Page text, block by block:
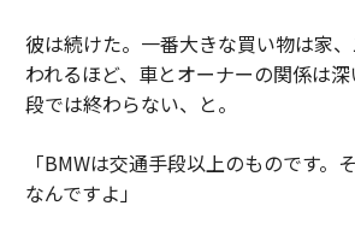
彼は続けた。一番大きな買い物は家
われるほど、車とオーナーの関係は
段では終わらない、と。
「BMWは交通手段以上のものです。
なんですよ」